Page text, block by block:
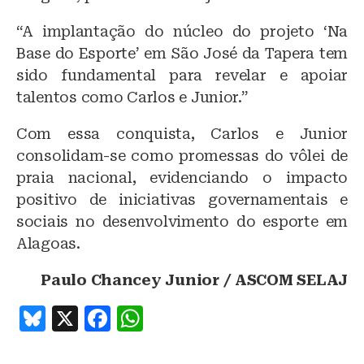
“A implantação do núcleo do projeto ‘Na
Base do Esporte’ em São José da Tapera tem
sido fundamental para revelar e apoiar
talentos como Carlos e Junior.”
Com essa conquista, Carlos e Junior
consolidam-se como promessas do vôlei de
praia nacional, evidenciando o impacto
positivo de iniciativas governamentais e
sociais no desenvolvimento do esporte em
Alagoas.
Paulo Chancey Junior / ASCOM SELAJ
B
X
F